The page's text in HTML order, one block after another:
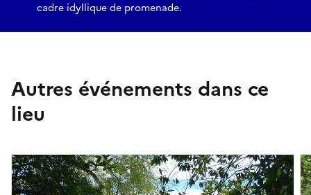
cadre idyllique de promenade.
Autres événements dans ce
lieu